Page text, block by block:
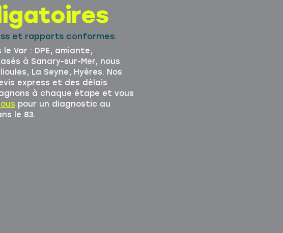
et rapports conformes.
Var : DPE, amiante,
à Sanary-sur-Mer, nous
La Seyne, Hyères. Nos
express et des délais
à chaque étape et vous
pour un diagnostic au
le 83.